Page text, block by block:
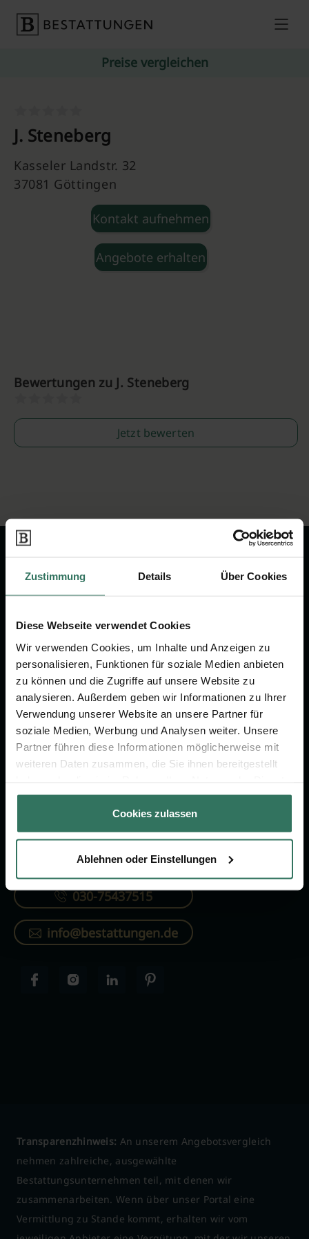
Zustimmung Details Über Cookies
Diese Webseite verwendet Cookies
Wir verwenden Cookies, um Inhalte und Anzeigen zu
personalisieren, Funktionen für soziale Medien anbieten
zu können und die Zugriffe auf unsere Website zu
analysieren. Außerdem geben wir Informationen zu Ihrer
Verwendung unserer Website an unsere Partner für
soziale Medien, Werbung und Analysen weiter. Unsere
Partner führen diese Informationen möglicherweise mit
weiteren Daten zusammen, die Sie ihnen bereitgestellt
gesammelt haben.
Cookies zulassen
Ablehnen oder Einstellungen
Preise vergleichen
J. Steneberg
Kasseler Landstr. 32
37081 Göttingen
Kontakt aufnehmen
Angebote erhalten
Bewertungen zu J. Steneberg
Jetzt bewerten
Wir sind Ihr Ansprechpartner rund
Vorsorge.
Jetzt beraten lassen
FÜR SIE
Vergleich
Verzeichnis
FÜR BESTATTER
Online-Portal
KONTAKTIEREN SIE UNS
030-75437515
info@bestattungen.de
Transparenzhinweis: An unserem Angebotsvergleich
nehmen zahlreiche, ausgewählte
Bestattungsunternehmen teil, mit denen wir
zusammenarbeiten. Wenn über unser Portal eine
Vermittlung zu Stande kommt, erhalten wir vom